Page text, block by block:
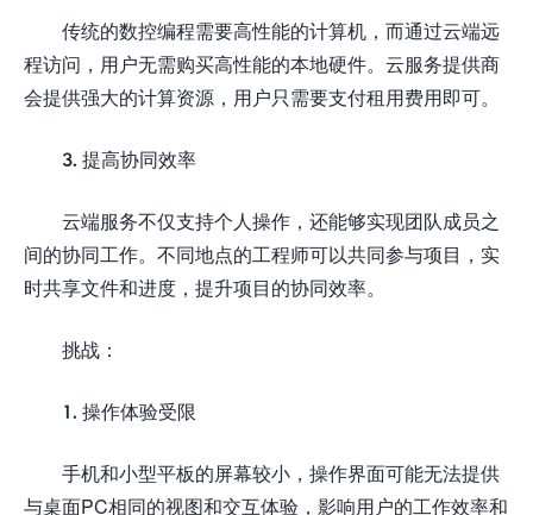
传统的数控编程需要高性能的计算机，而通过云端远
程访问，用户无需购买高性能的本地硬件。云服务提供商
会提供强大的计算资源，用户只需要支付租用费用即可。
3. 提高协同效率
云端服务不仅支持个人操作，还能够实现团队成员之
间的协同工作。不同地点的工程师可以共同参与项目，实
时共享文件和进度，提升项目的协同效率。
挑战：
1. 操作体验受限
手机和小型平板的屏幕较小，操作界面可能无法提供
与桌面PC相同的视图和交互体验，影响用户的工作效率和